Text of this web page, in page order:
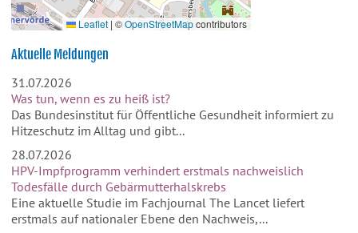
Leaflet | ©OpenStreetMapcontributors
Aktuelle Meldungen
31.07.2026
Was tun, wenn es zu heiß ist?
Das Bundesinstitut für Öffentliche Gesundheit informiert zu
Hitzeschutz im Alltag und gibt...
28.07.2026
HPV-Impfprogramm verhindert erstmals nachweislich
Todesfälle durch Gebärmutterhalskrebs
Eine aktuelle Studie im Fachjournal The Lancet liefert
erstmals auf nationaler Ebene den Nachweis,...